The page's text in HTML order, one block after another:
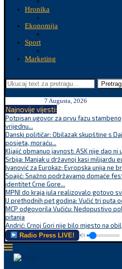
Hronika
Ekonomija
Sport
Marketing
7 Augusta, 2026
Najnovije vijesti:
Potpisan ugovor za prvu fazu
vrijednu...
Danski političar: Obilazak skupštine s
posjeta, moraću...
Kljajić obmanuo javnost: ASK nije dao ni
Srbija: Manjak u državnoj kasi milijardu
Ivanović za Eurokaz: Evropska unija ne
Spajić: Snažno podržavamo domaće
identitet Crne Gore...
MPNI do kraja jula realizovalo gotovo
U prethodnih pet godina: Vučić tri puta
MCP odgovorila Vučiću: Nedopustivo
pitanja
Andrić: Crnoj Gori nije bilo mjesto na
Radio Press LIVE!